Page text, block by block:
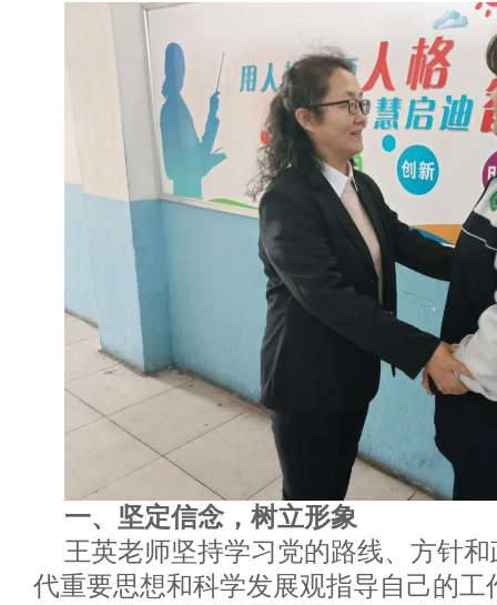
一、坚定信念，树立形象
王英老师坚持学习党的路线、方针
代重要思想和科学发展观指导自己的工